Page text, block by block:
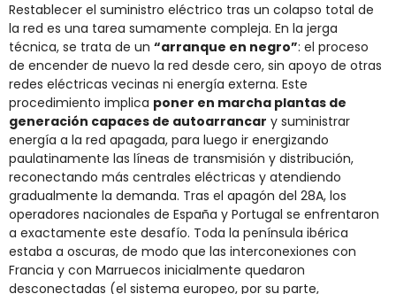
Restablecer el suministro eléctrico tras un colapso total de
la red es una tarea sumamente compleja. En la jerga
técnica, se trata de un “arranque en negro”: el proceso
de encender de nuevo la red desde cero, sin apoyo de otras
redes eléctricas vecinas ni energía externa. Este
procedimiento implica poner en marcha plantas de
generación capaces de autoarrancar y suministrar
energía a la red apagada, para luego ir energizando
paulatinamente las líneas de transmisión y distribución,
reconectando más centrales eléctricas y atendiendo
gradualmente la demanda. Tras el apagón del 28A, los
operadores nacionales de España y Portugal se enfrentaron
a exactamente este desafío. Toda la península ibérica
estaba a oscuras, de modo que las interconexiones con
Francia y con Marruecos inicialmente quedaron
desconectadas (el sistema europeo, por su parte,